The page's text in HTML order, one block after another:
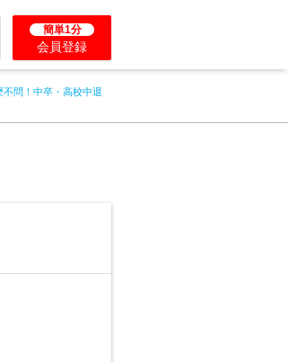
簡単1分
会員登録
不問！中卒・高校中退